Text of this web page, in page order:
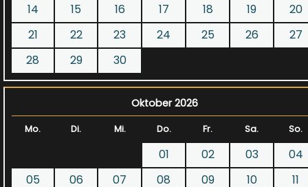
14
15 16 17 18 19
20
21
22 23 24 25 26
27
28
29 30
Oktober 2026
Mo. Di. Mi. Do. Fr. Sa. So.
01 02 03
04
05
06 07 08 09 10
11